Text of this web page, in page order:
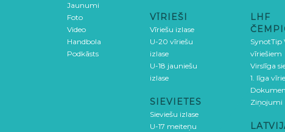
Jaunumi
Foto
Video
Handbola
Podkāsts
VĪRIEŠI
Vīriešu izlase
U-20 vīriešu
izlase
U-18 jauniešu
izlase
SIEVIETES
Sieviešu izlase
U-17 meiteņu
LHF
SynotTip
vīriešiem
Virslīga
1. līga
Ziņojumi